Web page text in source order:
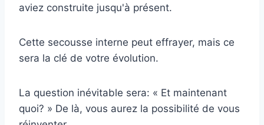
aviez construite jusqu'à présent.
Cette secousse interne peut effrayer, mais ce
sera la clé de votre évolution.
La question inévitable sera: « Et maintenant
quoi? » De là, vous aurez la possibilité de vous